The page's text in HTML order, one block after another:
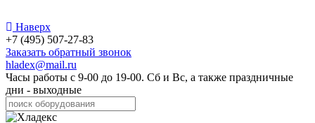
Наверх
+7 (495) 507-27-83
Заказать обратный звонок
hladex@mail.ru
Часы работы с 9-00 до 19-00. Сб и Вс, а также праздничные
дни - выходные